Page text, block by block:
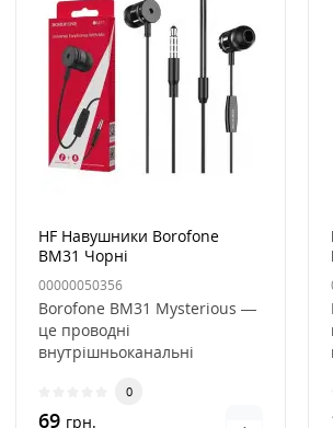
HF Навушники Borofone
BM31 Чорні
00000050356
Borofone BM31 Mysterious —
це проводні
внутрішньоканальні
поєднують у соб..
0
69 грн.